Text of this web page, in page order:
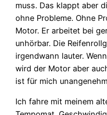
muss. Das klappt aber
ohne Probleme. Ohne
Motor. Er arbeitet bei
unhörbar. Die
irgendwann lauter.
wird der Motor aber
ist für mich
Ich fahre mit meinem